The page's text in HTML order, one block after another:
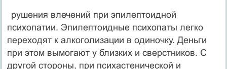
рушения влечений при эпилептоидной
психопатии. Эпилептоидные психопаты легко
переходят к алкоголизации в одиночку. Деньги
при этом вымогают у близких и сверстни­ков. С
другой стороны, при психастенической и